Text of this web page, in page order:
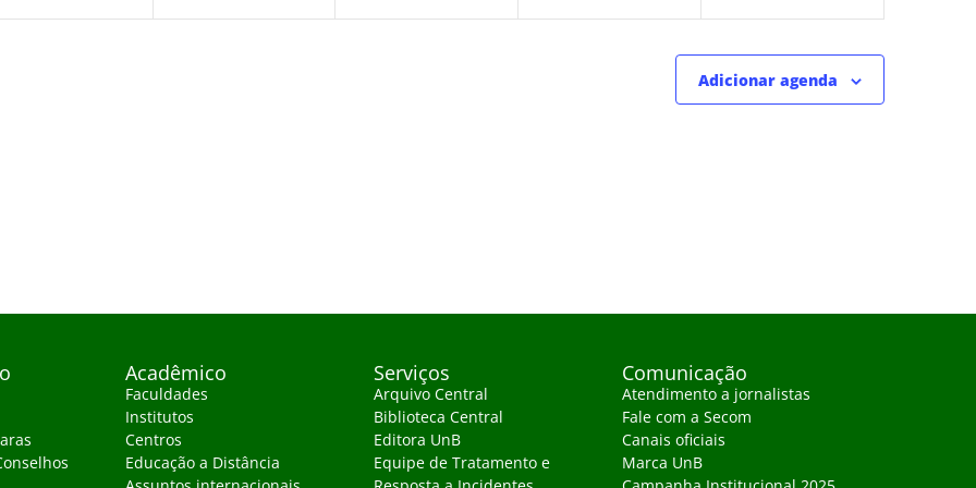
Adicionar agenda
Acadêmico
Faculdades
Institutos
Centros
Educação a Distância
Serviços
Arquivo Central
Biblioteca Central
Editora UnB
Equipe de Tratamento e
Comunicação
Atendimento a jornalistas
Fale com a Secom
Canais oficiais
Marca UnB